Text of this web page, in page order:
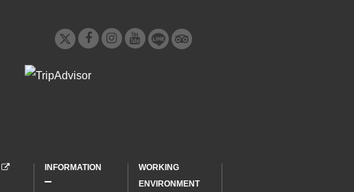
INFORMATION
WORKING
ENVIRONMENT